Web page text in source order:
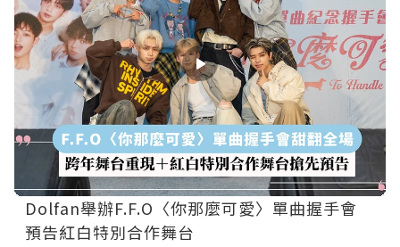
Dolfan舉辦F.F.O〈你那麼可愛〉單曲握手會
預告紅白特別合作舞台